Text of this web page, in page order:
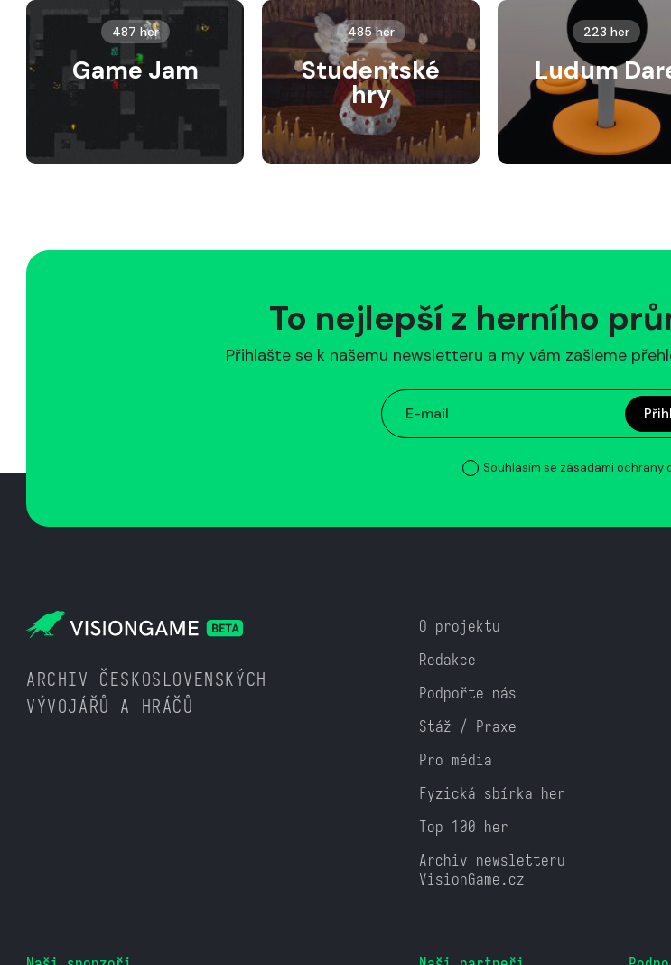
487 her
Game Jam
485 her
Studentské
hry
223 her
Ludum
To nejlepší z herního
Přihlašte se k našemu newsletteru a my vám zašleme
Souhlasím se zásadami ochrany
ARCHIV ČESKOSLOVENSKÝCH
VÝVOJÁŘŮ A HRÁČŮ
O projektu
Redakce
Podpořte nás
Stáž / Praxe
Pro média
Fyzická sbírka her
Top 100 her
Archiv newsletteru
VisionGame.cz